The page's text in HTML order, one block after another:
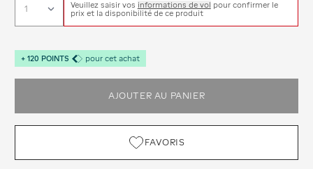
Veuillez saisir vos informations de vol pour confirmer le
prix et la disponibilité de ce produit
+ 120 POINTS pour cet achat
AJOUTER AU PANIER
FAVORIS